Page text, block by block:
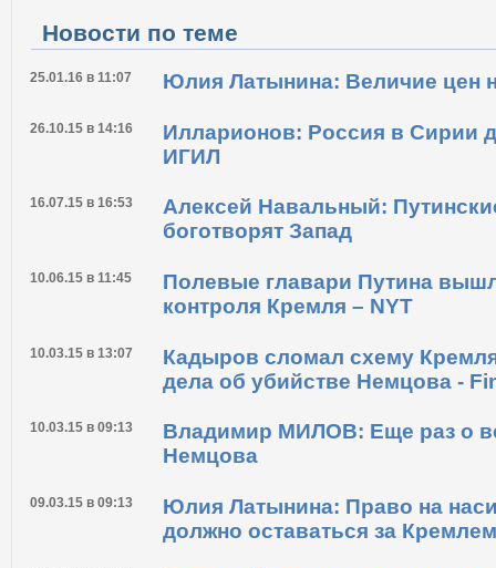
Новости по теме
25.01.16 в 11:07 Юлия Латынина: Величие цен
26.10.15 в 14:16
Илларионов: Россия в Сирии
ИГИЛ
16.07.15 в 16:53
Алексей Навальный:
боготворят Запад
10.06.15 в 11:45
Полевые главари Путина
контроля Кремля – NYT
10.03.15 в 13:07
Кадыров сломал схему
дела об убийстве Немцова -
10.03.15 в 09:13
Владимир МИЛОВ: Еще раз о
Немцова
09.03.15 в 09:13
Юлия Латынина: Право на
должно оставаться за Кремлем